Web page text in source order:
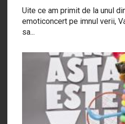
Uite ce am primit de la unul
emoticoncert pe imnul verii,
sa...